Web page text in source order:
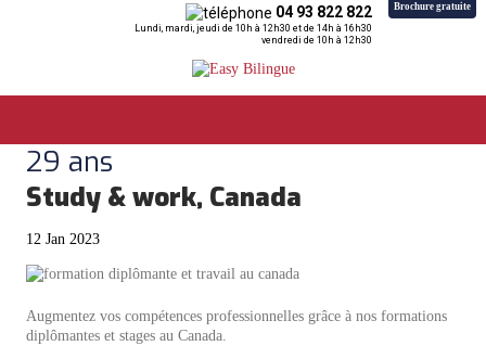
04 93 822 822
Lundi, mardi, jeudi de 10h à 12h30 et de 14h à 16h30
vendredi de 10h à 12h30
Brochure gratuite
29 ans
Study & work, Canada
12 Jan 2023
Augmentez vos compétences professionnelles grâce à nos formations
diplômantes et stages au Canada.